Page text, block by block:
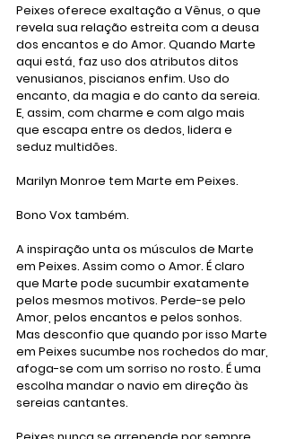
Peixes oferece exaltação a Vênus, o que
revela sua relação estreita com a deusa
dos encantos e do Amor. Quando Marte
aqui está, faz uso dos atributos ditos
venusianos, piscianos enfim. Uso do
encanto, da magia e do canto da sereia.
E, assim, com charme e com algo mais
que escapa entre os dedos, lidera e
seduz multidões.
Marilyn Monroe tem Marte em Peixes.
Bono Vox também.
A inspiração unta os músculos de Marte
em Peixes. Assim como o Amor. É claro
que Marte pode sucumbir exatamente
pelos mesmos motivos. Perde-se pelo
Amor, pelos encantos e pelos sonhos.
Mas desconfio que quando por isso Marte
em Peixes sucumbe nos rochedos do mar,
afoga-se com um sorriso no rosto. É uma
escolha mandar o navio em direção às
sereias cantantes.